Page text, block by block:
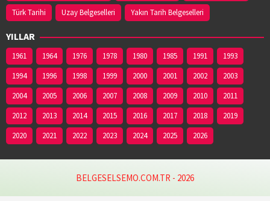
Türk Tarihi
Uzay Belgeselleri Yakın Tarih Belgeselleri
YILLAR
1961 1964 1976 1978 1980 1985 1991
1993
1994
1996 1998 1999 2000 2001 2002
2003
2004
2005 2006 2007 2008 2009 2010
2011
2012
2013 2014 2015 2016 2017 2018
2019
2020
2021 2022 2023 2024 2025 2026
BELGESELSEMO.COM.TR - 2026